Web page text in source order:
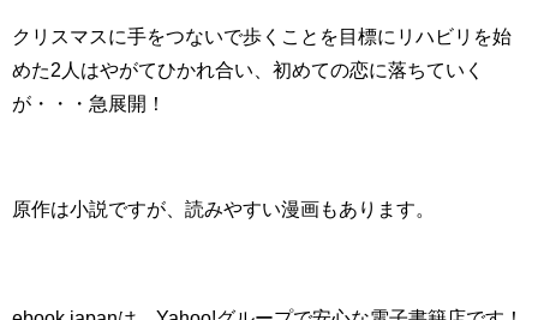
クリスマスに手をつないで歩くことを目標にリハビリを始
めた2人はやがてひかれ合い、初めての恋に落ちていく
が・・・急展開！
原作は小説ですが、読みやすい漫画もあります。